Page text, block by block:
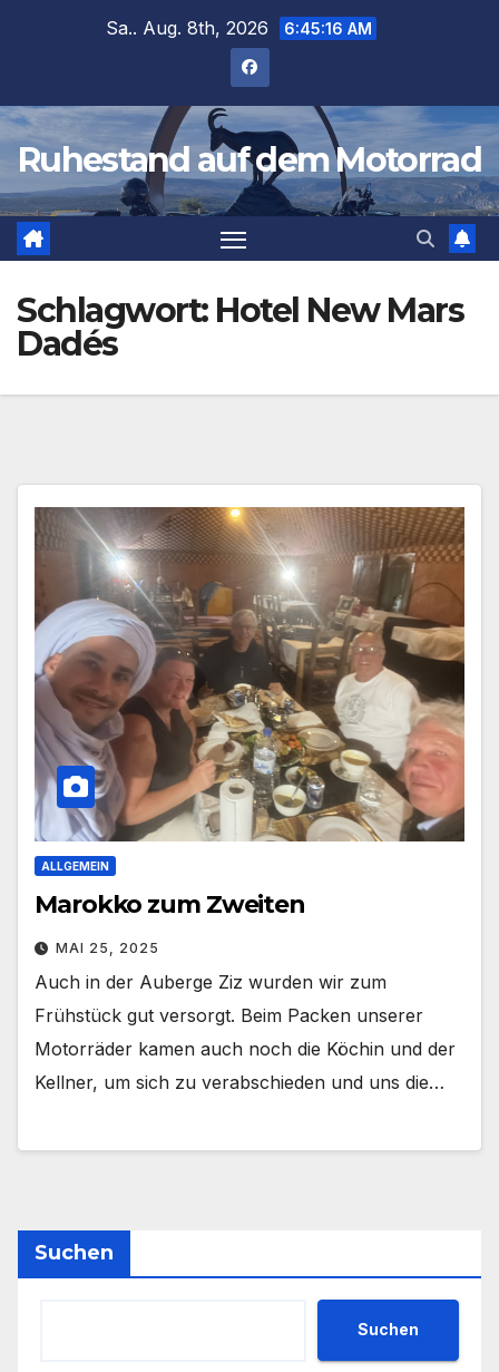
Sa.. Aug. 8th, 2026 6:45:16 AM
Ruhestand auf dem Motorrad
Schlagwort: Hotel New Mars
Dadés
ALLGEMEIN
Marokko zum Zweiten
MAI 25, 2025
Auch in der Auberge Ziz wurden wir zum
Frühstück gut versorgt. Beim Packen unserer
Motorräder kamen auch noch die Köchin und der
Kellner, um sich zu verabschieden und uns die…
Suchen
Suchen